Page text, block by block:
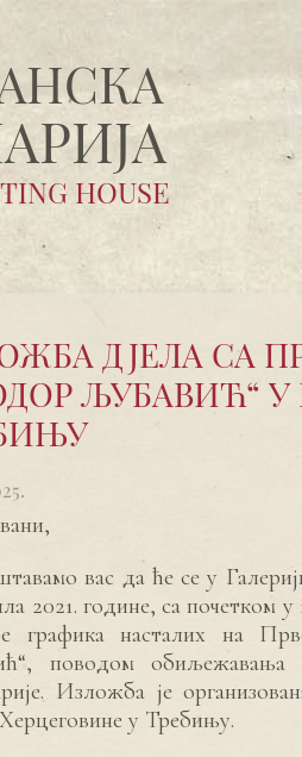
HOUSE
ДЈЕЛА СА
ЉУБАВИЋ“
вас да ће се у
2021. године, са почетком
графика насталих на
поводом обиљежавања
Изложба је
у Требињу.